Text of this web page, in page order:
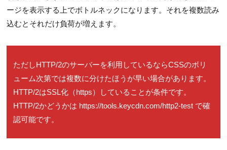
ージを表示する上でボトルネックになります。それを複数読み
込むとそれだけ負荷が増えます。
ただしHTTP/2のサーバーを利用しているならCSSのボリ
ューム次第では複数に分けたほうが早い場合があります。
HTTP/2はSSL化（https）していることが条件です。
HTTP/2かどうかは https://tools.keycdn.com/http2-test で確
認可能です。